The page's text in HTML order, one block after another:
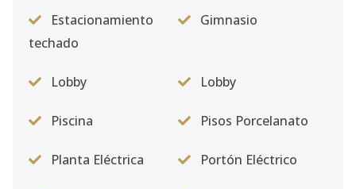
Estacionamiento
techado
Gimnasio
Lobby Lobby
Piscina Pisos Porcelanato
Planta Eléctrica Portón Eléctrico